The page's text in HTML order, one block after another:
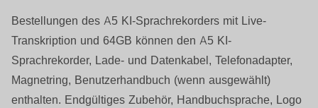
Bestellungen des A5 KI-Sprachrekorders mit Live-
Transkription und 64GB können den A5 KI-
Sprachrekorder, Lade- und Datenkabel, Telefonadapter,
Magnetring, Benutzerhandbuch (wenn ausgewählt)
enthalten. Endgültiges Zubehör, Handbuchsprache, Logo